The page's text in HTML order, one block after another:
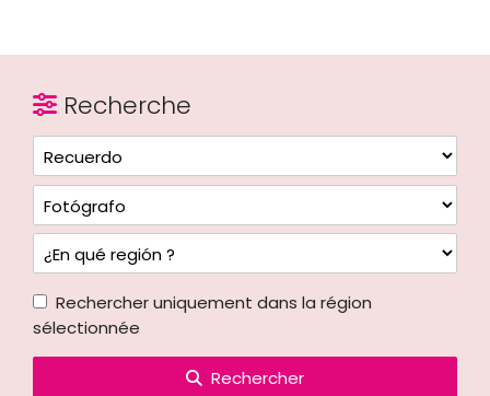
Recherche
Rechercher uniquement dans la région
sélectionnée
Rechercher